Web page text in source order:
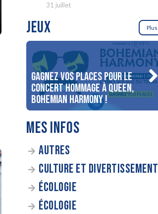
31 juillet
JEUX Plus
Gagnez vos places pour le
concert Hommage à Queen,
Bohemian Harmony !
MES INFOS
AUTRES
CULTURE ET DIVERTISSEMENT
ÉCOLOGIE
ÉCOLOGIE